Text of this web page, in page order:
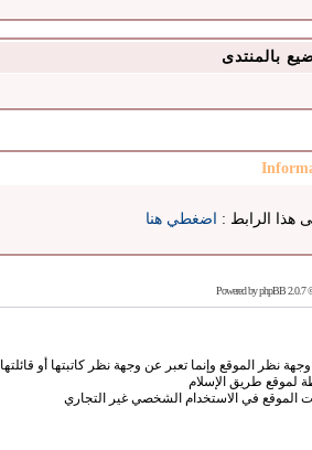
بالمنتدى
هذا الرابط : اضغطي هنا
Powered byphpBB2.0.7
نظر الموقع وإنما تعبر عن وجهة نظر كاتبتها أو قائلتها
لموقع طريق الإسلام
الموقع في الاستخدام الشخصي غير التجاري